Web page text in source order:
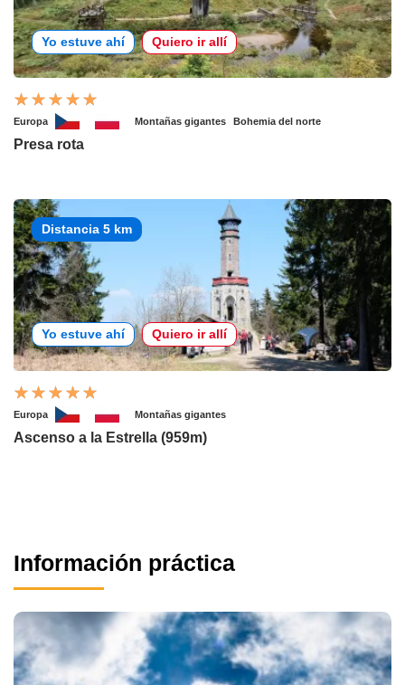
Yo estuve ahí Quiero ir allí
Europa Montañas gigantes Bohemia del norte
Presa rota
Distancia 5 km
Yo estuve ahí Quiero ir allí
Europa Montañas gigantes
Ascenso a la Estrella (959m)
Información práctica